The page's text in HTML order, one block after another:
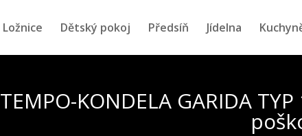
Ložnice Dětský pokoj Předsíň Jídelna
TEMPO-KONDELA GARIDA